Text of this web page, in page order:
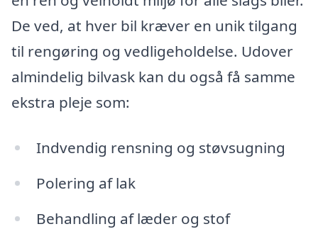
De ved, at hver bil kræver en unik tilgang
til rengøring og vedligeholdelse. Udover
almindelig bilvask kan du også få samme
ekstra pleje som:
Indvendig rensning og støvsugning
Polering af lak
Behandling af læder og stof